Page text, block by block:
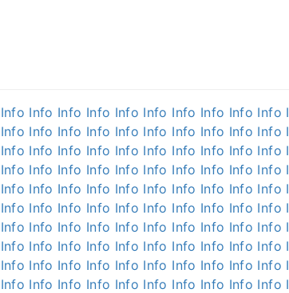
Info Info Info Info Info Info Info Info Info Info
Info Info Info Info Info Info Info Info Info Info
Info Info Info Info Info Info Info Info Info Info
Info Info Info Info Info Info Info Info Info Info
Info Info Info Info Info Info Info Info Info Info
Info Info Info Info Info Info Info Info Info Info
Info Info Info Info Info Info Info Info Info Info
Info Info Info Info Info Info Info Info Info Info
Info Info Info Info Info Info Info Info Info Info
Info Info Info Info Info Info Info Info Info Info